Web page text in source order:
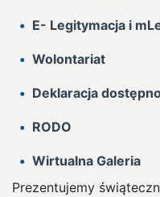
E- Legitymacja i
Wolontariat
Deklaracja
RODO
Wirtualna Galeria
Prezentujemy